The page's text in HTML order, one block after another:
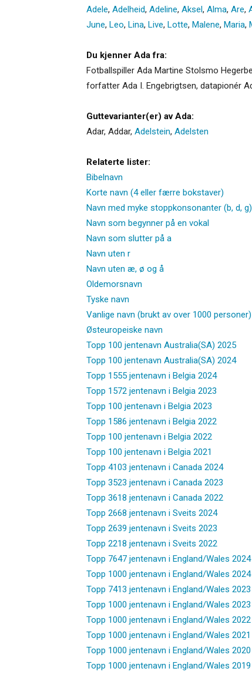
Adele, Adelheid, Adeline, Aksel, Alma, Are,
June, Leo, Lina, Live, Lotte, Malene, Maria,
Du kjenner Ada fra:
Fotballspiller Ada Martine Stolsmo
forfatter Ada I. Engebrigtsen, datapionér
Guttevarianter(er) av Ada:
Adar, Addar, Adelstein, Adelsten
Relaterte lister:
Bibelnavn
Korte navn (4 eller færre bokstaver)
Navn med myke stoppkonsonanter (b, d, g)
Navn som begynner på en vokal
Navn som slutter på a
Navn uten r
Navn uten æ, ø og å
Oldemorsnavn
Tyske navn
Vanlige navn (brukt av over 1000 personer)
Østeuropeiske navn
Topp 100 jentenavn Australia(SA) 2025
Topp 100 jentenavn Australia(SA) 2024
Topp 1555 jentenavn i Belgia 2024
Topp 1572 jentenavn i Belgia 2023
Topp 100 jentenavn i Belgia 2023
Topp 1586 jentenavn i Belgia 2022
Topp 100 jentenavn i Belgia 2022
Topp 100 jentenavn i Belgia 2021
Topp 4103 jentenavn i Canada 2024
Topp 3523 jentenavn i Canada 2023
Topp 3618 jentenavn i Canada 2022
Topp 2668 jentenavn i Sveits 2024
Topp 2639 jentenavn i Sveits 2023
Topp 2218 jentenavn i Sveits 2022
Topp 7647 jentenavn i England/Wales 2024
Topp 1000 jentenavn i England/Wales 2024
Topp 7413 jentenavn i England/Wales 2023
Topp 1000 jentenavn i England/Wales 2023
Topp 1000 jentenavn i England/Wales 2022
Topp 1000 jentenavn i England/Wales 2021
Topp 1000 jentenavn i England/Wales 2020
Topp 1000 jentenavn i England/Wales 2019